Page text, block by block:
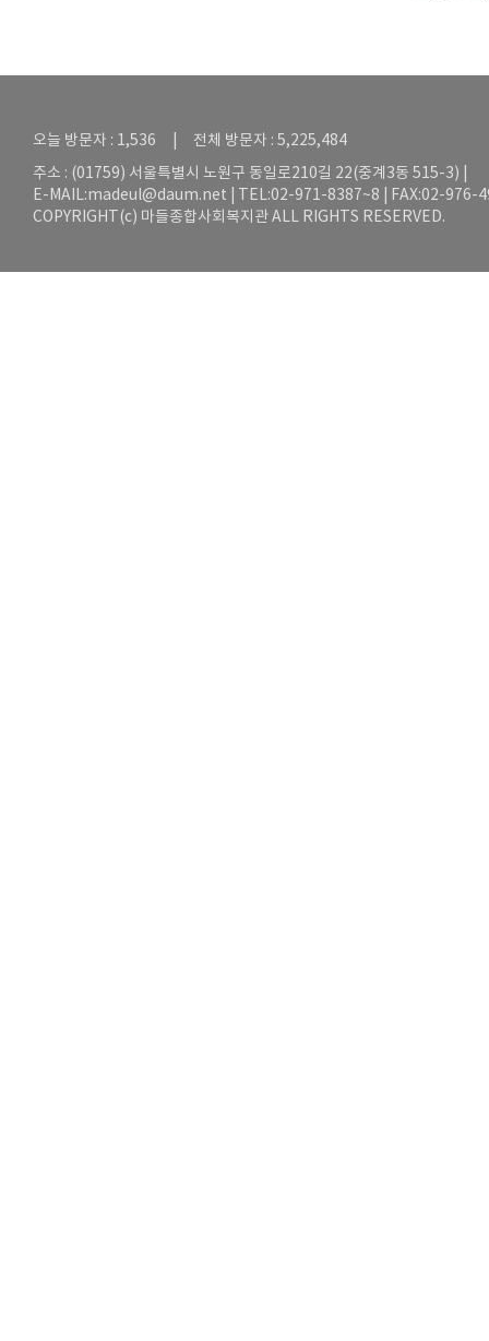
오늘 방문자 : 1,536 | 전체 방문자 : 5,225,484
주소 : (01759) 서울특별시 노원구 동일로210길 22(중계3동 515-3) |
E-MAIL:madeul@daum.net | TEL:02-971-8387~8 | FAX:02-976-
COPYRIGHT(c) 마들종합사회복지관 ALL RIGHTS RESERVED.